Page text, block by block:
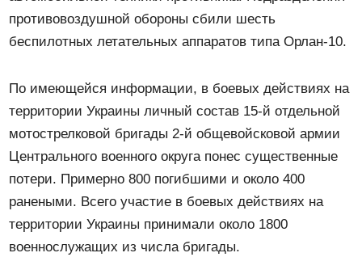
противовоздушной обороны сбили шесть
беспилотных летательных аппаратов типа Орлан-10.
По имеющейся информации, в боевых действиях на
территории Украины личный состав 15-й отдельной
мотострелковой бригады 2-й общевойсковой армии
Центрального военного округа понес существенные
потери. Примерно 800 погибшими и около 400
ранеными. Всего участие в боевых действиях на
территории Украины принимали около 1800
военнослужащих из числа бригады.